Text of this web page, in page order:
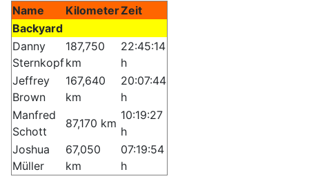
Name KilometerZeit
Backyard
Danny
Sternkopf
187,750
km
22:45:14
h
Jeffrey
Brown
167,640
km
20:07:44
h
Manfred
Schott
87,170 km
10:19:27
h
Joshua
Müller
67,050
km
07:19:54
h